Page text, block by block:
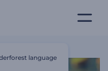
language